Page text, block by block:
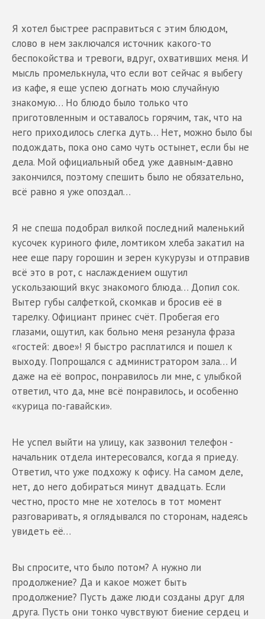
Я хотел быстрее расправиться с этим блюдом,
слово в нем заключался источник какого-то
беспокойства и тревоги, вдруг, охвативших меня. И
мысль промелькнула, что если вот сейчас я выбегу
из кафе, я еще успею догнать мою случайную
знакомую… Но блюдо было только что
приготовленным и оставалось горячим, так, что на
него приходилось слегка дуть… Нет, можно было бы
подождать, пока оно само чуть остынет, если бы не
дела. Мой официальный обед уже давным-давно
закончился, поэтому спешить было не обязательно,
всё равно я уже опоздал…
Я не спеша подобрал вилкой последний маленький
кусочек куриного филе, ломтиком хлеба закатил на
нее еще пару горошин и зерен кукурузы и отправив
всё это в рот, с наслаждением ощутил
ускользающий вкус знакомого блюда… Допил сок.
Вытер губы салфеткой, скомкав и бросив её в
тарелку. Официант принес счёт. Пробегая его
глазами, ощутил, как больно меня резанула фраза
«гостей: двое»! Я быстро расплатился и пошел к
выходу. Попрощался с администратором зала… И
даже на её вопрос, понравилось ли мне, с улыбкой
ответил, что да, мне всё понравилось, и особенно
«курица по-гавайски».
Не успел выйти на улицу, как зазвонил телефон -
начальник отдела интересовался, когда я приеду.
Ответил, что уже подхожу к офису. На самом деле,
нет, до него добираться минут двадцать. Если
честно, просто мне не хотелось в тот момент
разговаривать, я оглядывался по сторонам, надеясь
увидеть её…
Вы спросите, что было потом? А нужно ли
продолжение? Да и какое может быть
продолжение? Пусть даже люди созданы друг для
друга. Пусть они тонко чувствуют биение сердец и